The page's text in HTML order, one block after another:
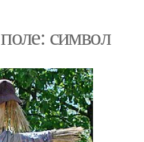
символ